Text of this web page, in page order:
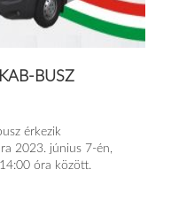
BUSZ
érkezik
2023. június 7-én,
óra között.